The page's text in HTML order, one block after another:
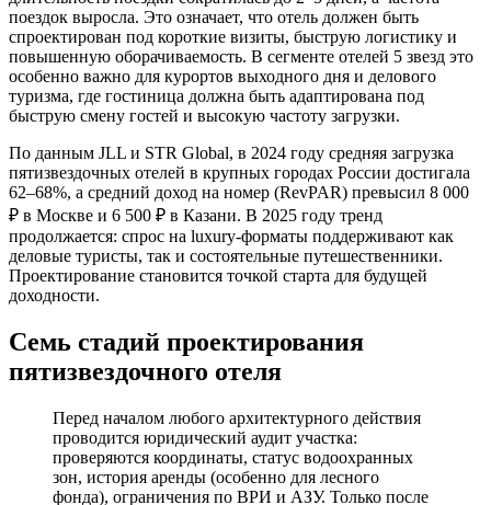
поездок выросла. Это означает, что отель должен быть
спроектирован под короткие визиты, быструю логистику и
повышенную оборачиваемость. В сегменте отелей 5 звезд это
особенно важно для курортов выходного дня и делового
туризма, где гостиница должна быть адаптирована под
быструю смену гостей и высокую частоту загрузки.
По данным JLL и STR Global, в 2024 году средняя загрузка
пятизвездочных отелей в крупных городах России достигала
62–68%, а средний доход на номер (RevPAR) превысил 8 000
₽ в Москве и 6 500 ₽ в Казани. В 2025 году тренд
продолжается: спрос на luxury-форматы поддерживают как
деловые туристы, так и состоятельные путешественники.
Проектирование становится точкой старта для будущей
доходности.
Семь стадий проектирования
пятизвездочного отеля
Перед началом любого архитектурного действия
проводится юридический аудит участка:
проверяются координаты, статус водоохранных
зон, история аренды (особенно для лесного
фонда), ограничения по ВРИ и АЗУ. Только после